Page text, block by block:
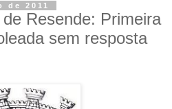
de 2011
Resende: Primeira
sem resposta